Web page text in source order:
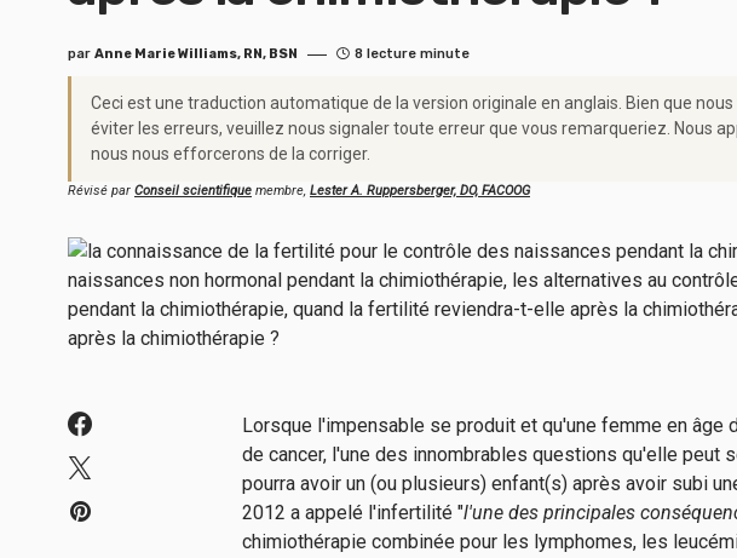
par Anne Marie Williams, RN, BSN 8 lecture minute
Ceci est une traduction automatique de la version originale en anglais. Bien que
éviter les erreurs, veuillez nous signaler toute erreur que vous remarqueriez. Nous
nous nous efforcerons de la corriger.
Révisé par Conseil scientifique membre, Lester A. Ruppersberger, DO, FACOOG
Lorsque l'impensable se produit et qu'une femme en âge
de cancer, l'une des innombrables questions qu'elle peut
pourra avoir un (ou plusieurs) enfant(s) après avoir subi
2012 a appelé l'infertilité "l'une des principales
chimiothérapie combinée pour les lymphomes, les